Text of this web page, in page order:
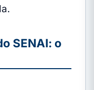
SENAI: o